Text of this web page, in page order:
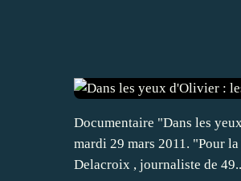
Documentaire "Dans les
mardi 29 mars 2011. "Pour
Delacroix , journaliste de